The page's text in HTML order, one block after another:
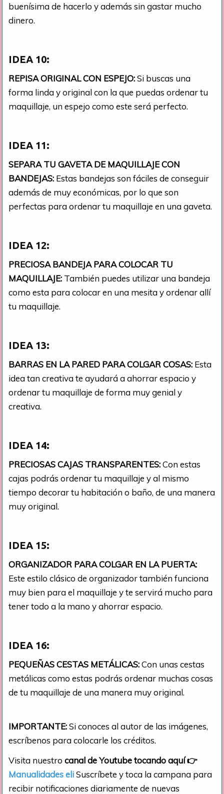
buenísima de hacerlo y además sin gastar mucho
dinero.
IDEA 10:
REPISA ORIGINAL CON ESPEJO:Si buscas una
forma linda y original con la que puedas ordenar tu
maquillaje, un espejo como este será perfecto.
IDEA 11:
SEPARA TU GAVETA DE MAQUILLAJE CON
BANDEJAS: Estas bandejas son fáciles de conseguir
además de muy económicas, por lo que son
perfectas para ordenar tu maquillaje en una gaveta.
IDEA 12:
PRECIOSA BANDEJA PARA COLOCAR TU
MAQUILLAJE: También puedes utilizar una bandeja
como esta para colocar en una mesita y ordenar allí
tu maquillaje.
IDEA 13:
BARRAS EN LA PARED PARA COLGAR COSAS: Esta
idea tan creativa te ayudará a ahorrar espacio y
ordenar tu maquillaje de forma muy genial y
creativa.
IDEA 14:
PRECIOSAS CAJAS TRANSPARENTES:Con estas
cajas podrás ordenar tu maquillaje y al mismo
tiempo decorar tu habitación o baño, de una manera
muy original.
IDEA 15:
ORGANIZADOR PARA COLGAR EN LA PUERTA:
Este estilo clásico de organizador también funciona
muy bien para el maquillaje y te servirá mucho para
tener todo a la mano y ahorrar espacio.
IDEA 16:
PEQUEÑAS CESTAS METÁLICAS:Con unas cestas
metálicas como estas podrás ordenar muchas cosas
de tu maquillaje de una manera muy original.
IMPORTANTE:Si conoces al autor de las imágenes,
escríbenos para colocarle los créditos.
Visita nuestrocanal de Youtube tocando aquí👉
Manualidades eliSuscríbete y toca la campana para
recibir notificaciones diariamente de nuevas